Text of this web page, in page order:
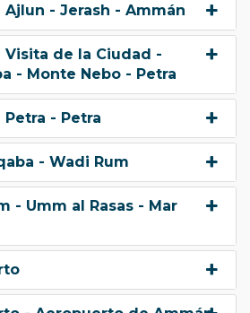
Ajlun - Jerash - Ammán
Visita de la Ciudad -
- Monte Nebo - Petra
Petra - Petra
- Wadi Rum
- Umm al Rasas - Mar